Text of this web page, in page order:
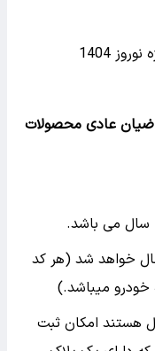
عادی محصولات
خواهد شد (هر کد
خودرو میباشد.)
هستند امکان ثبت